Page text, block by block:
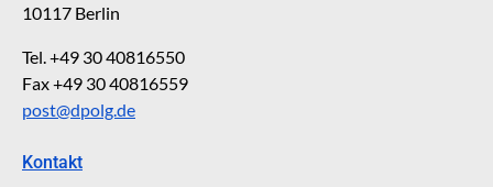
10117 Berlin
Tel. +49 30 40816550
Fax +49 30 40816559
post@dpolg.de
Kontakt